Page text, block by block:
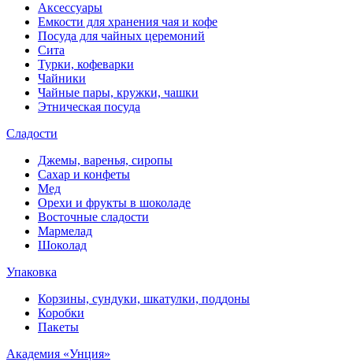
Аксессуары
Емкости для хранения чая и кофе
Посуда для чайных церемоний
Сита
Турки, кофеварки
Чайники
Чайные пары, кружки, чашки
Этническая посуда
Сладости
Джемы, варенья, сиропы
Сахар и конфеты
Мед
Орехи и фрукты в шоколаде
Восточные сладости
Мармелад
Шоколад
Упаковка
Корзины, сундуки, шкатулки, поддоны
Коробки
Пакеты
Академия «Унция»